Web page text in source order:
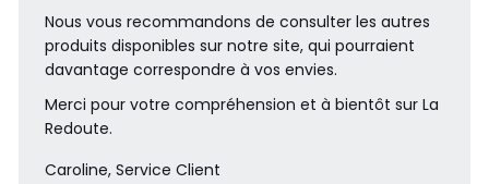
Nous vous recommandons de consulter les autres
produits disponibles sur notre site, qui pourraient
davantage correspondre à vos envies.
Merci pour votre compréhension et à bientôt sur La
Redoute.
Caroline, Service Client